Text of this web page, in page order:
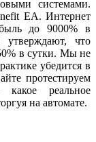
системами.
EA. Интернет
до 9000% в
что
в сутки. Мы не
убедится в
протестируем
реальное
на автомате.